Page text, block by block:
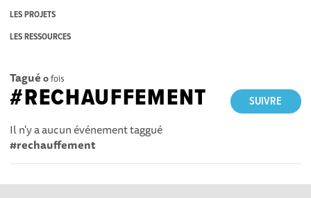
LES PROJETS
LES RESSOURCES
Tagué 0fois
SUIVRE
#RECHAUFFEMENT
Il n'y a aucun événement taggué
#rechauffement